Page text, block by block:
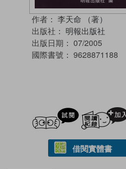
作者： 李天命 （著）
出版社： 明報出版社
出版日期： 07/2005
國際書號： 9628871188
試閲
借閱實體書